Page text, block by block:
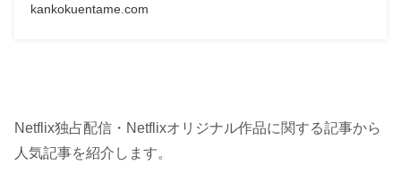
kankokuentame.com
Netflix独占配信・Netflixオリジナル作品に関する記事から
人気記事を紹介します。